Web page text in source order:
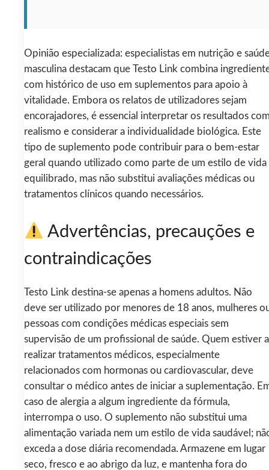
Opinião especializada: especialistas em nutrição e
masculina destacam que Testo Link combina
com histórico de uso em suplementos para apoio à
vitalidade. Embora os relatos de utilizadores sejam
encorajadores, é essencial interpretar os resultados
realismo e considerar a individualidade biológica. Este
tipo de suplemento pode contribuir para o bem‑estar
geral quando utilizado como parte de um estilo de vida
equilibrado, mas não substitui avaliações médicas ou
tratamentos clínicos quando necessários.
Advertências, precauções e
contraindicações
Testo Link destina‑se apenas a homens adultos. Não
deve ser utilizado por menores de 18 anos, mulheres
pessoas com condições médicas especiais sem
supervisão de um profissional de saúde. Quem estiver a
realizar tratamentos médicos, especialmente
relacionados com hormonas ou cardiovascular, deve
consultar o médico antes de iniciar a suplementação.
caso de alergia a algum ingrediente da fórmula,
interrompa o uso. O suplemento não substitui uma
alimentação variada nem um estilo de vida saudável;
exceda a dose diária recomendada. Armazene em lugar
seco, fresco e ao abrigo da luz, e mantenha fora do